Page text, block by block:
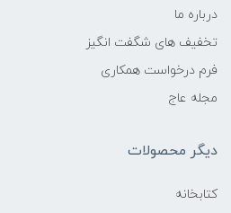
درباره ما
تخفیف های شگفت انگیز
فرم درخواست همکاری
مجله عاج
دیگر محصولات
کتابخانه